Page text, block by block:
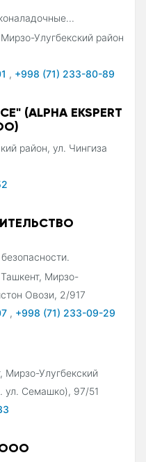
Улугбекский район
, +998 (71) 233-80-89
(ALPHA EKSPERT
район, ул. Чингиза
Мирзо-
Овози, 2/917
, +998 (71) 233-09-29
Мирзо-Улугбекский
ул. Семашко), 97/51
ООО